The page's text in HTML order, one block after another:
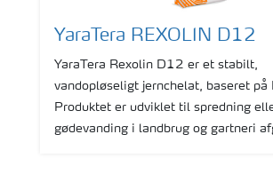
YaraTera REXOLIN D12
YaraTera Rexolin D12 er et stabilt,
vandopløseligt jernchelat, baseret på
Produktet er udviklet til spredning
gødevanding i landbrug og gartneri